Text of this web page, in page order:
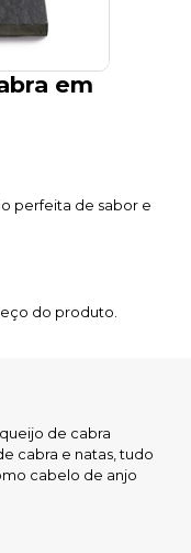
em
perfeita de sabor e
do produto.
de cabra
cabra e natas, tudo
cabelo de anjo